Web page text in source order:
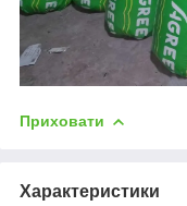
Приховати
Характеристики